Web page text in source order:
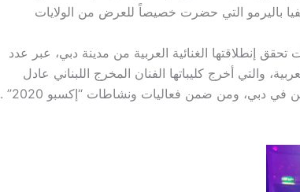
باليرمو التي حضرت خصيصاً للعرض من الولايات
إنطلاقتها الغنائية العربية من مدينة دبي، عبر عدد
والتي أخرج كليباتها الفنان المخرج اللبناني عادل
سرحان، أنها تستعد لحدثين فنّيين كبيرين في دبي، ومن ضمن فعاليات ونشاطات “إكسبو 2020” .